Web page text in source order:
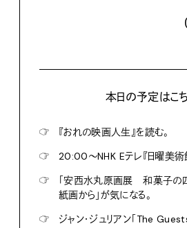
本日の予定はこち
☞
『おれの映画人生』を読む。
☞
20:00〜NHK Eテレ『日曜美術
☞
「安西水丸原画展 和菓子の
紙画から」が気になる。
☞
ジャン・ジュリアン「The Guests